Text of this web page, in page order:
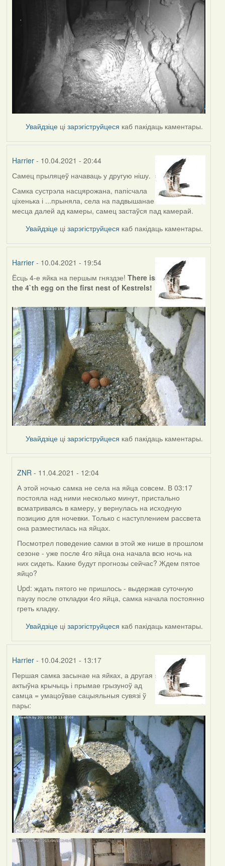
Увайдзіце цізарэгіструйцеся каб пакідаць каментары.
Harrier- 10.04.2021 - 20:44
Самец прыляцеў начаваць у другую нішу.
Самка сустрэла насцярожана, папісчала
ціхенька і ...прыняла, села на падвышанае
месца далей ад камеры, самец застаўся пад камерай.
Увайдзіце цізарэгіструйцеся каб пакідаць каментары.
Harrier- 10.04.2021 - 19:54
Ёсць 4-е яйка на першым гняздзе! There is
the 4`th egg on the first nest of Kestrels!
Увайдзіце цізарэгіструйцеся каб пакідаць каментары.
ZNR - 11.04.2021 - 12:04
In
reply
to
by
Harrier
А этой ночью самка не села на яйца совсем. В 03:17
постояла над ними несколько минут, пристально
всматриваясь в камеру, у вернулась на исходную
позицию для ночевки. Только с наступлением рассвета
она разместилась на яйцах.
Посмотрел поведение самки в этой же нише в прошлом
сезоне - уже после 4го яйца она начала всю ночь на
них сидеть. Какие будут прогнозы сейчас? Ждем пятое
яйцо?
Upd: ждать пятого не пришлось - выдержав суточную
паузу после откладки 4го яйца, самка начала постоянно
греть кладку.
Увайдзіце цізарэгіструйцеся каб пакідаць каментары.
Harrier- 10.04.2021 - 13:17
Першая самка засынае на яйках, а другая
актыўна крычыць і прымае грызуноў ад
самца = умацоўвае сацыяльныя сувязі ў
пары: